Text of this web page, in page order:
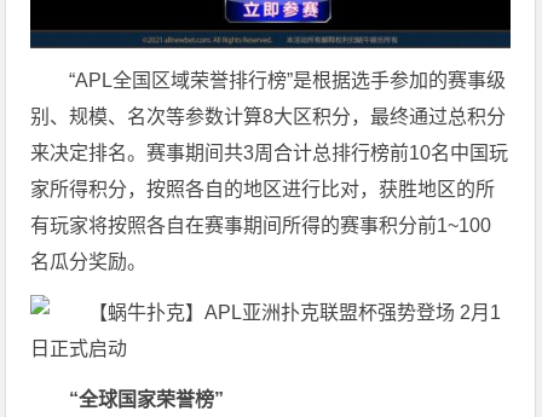
“APL全国区域荣誉排行榜”是根据选手参加的赛事级
别、规模、名次等参数计算8大区积分，最终通过总积分
来决定排名。赛事期间共3周合计总排行榜前10名中国玩
家所得积分，按照各自的地区进行比对，获胜地区的所
有玩家将按照各自在赛事期间所得的赛事积分前1~100
名瓜分奖励。
“全球国家荣誉榜”